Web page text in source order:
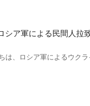
シア軍による民間人拉
は、ロシア軍によるウクラ